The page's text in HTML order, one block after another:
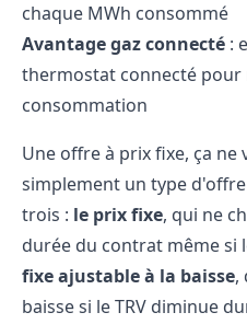
chaque MWh consommé
Avantage gaz connecté :
thermostat connecté pour
consommation
Une offre à prix fixe, ça ne
simplement un type
trois : le prix fixe, qui ne
durée du contrat même si
fixe ajustable à la baisse,
baisse si le TRV diminue